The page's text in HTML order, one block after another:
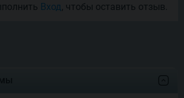
Mariachi Infinity
Вход, чтобы оставить отзыв.